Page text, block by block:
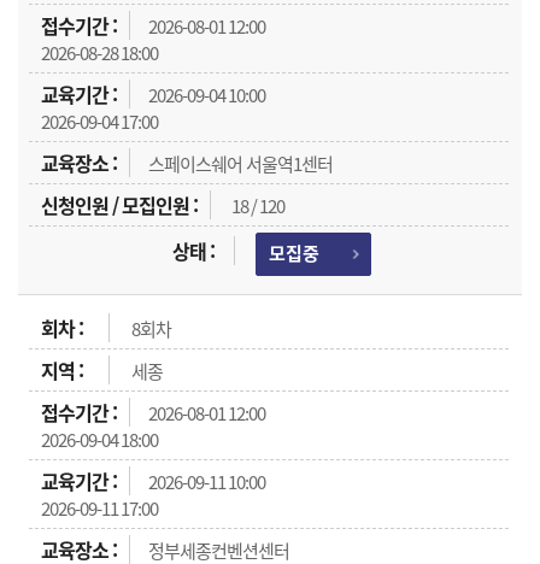
2026-08-01 12:00
2026-08-28 18:00
2026-09-04 10:00
2026-09-04 17:00
스페이스쉐어 서울역1센터
18 / 120
모집중
8회차
세종
2026-08-01 12:00
2026-09-04 18:00
2026-09-11 10:00
2026-09-11 17:00
정부세종컨벤션센터